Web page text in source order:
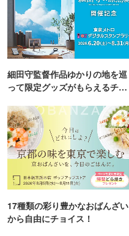
細田守監督作品ゆかりの地を巡
って限定グッズがもらえるチャ
17種類の彩り豊かなおばんざい
から自由にチョイス！